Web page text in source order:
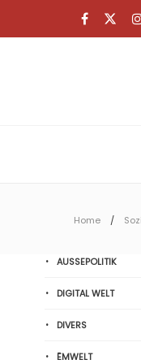
Home
AUSSEPOLITIK
DIGITAL WELT
DIVERS
ËMWELT